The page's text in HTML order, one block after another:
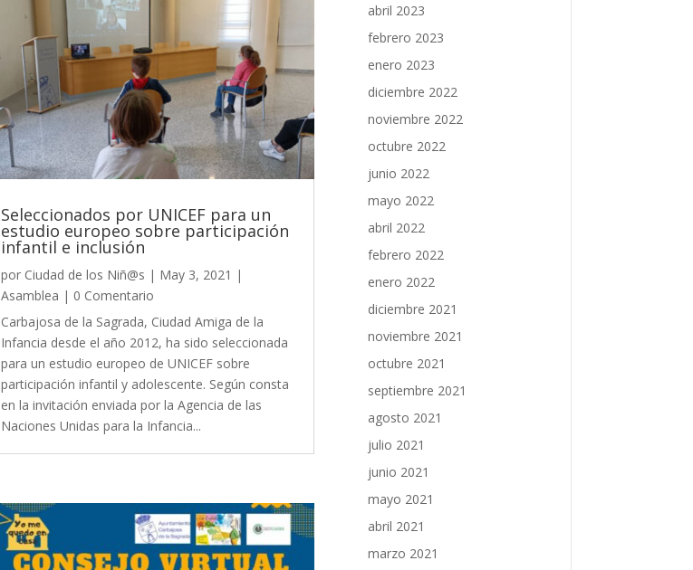
Seleccionados por UNICEF para un
estudio europeo sobre participación
infantil e inclusión
por Ciudad de los Niñ@s | May 3, 2021 |
Asamblea | 0 Comentario
Carbajosa de la Sagrada, Ciudad Amiga de la
Infancia desde el año 2012, ha sido seleccionada
para un estudio europeo de UNICEF sobre
participación infantil y adolescente. Según consta
en la invitación enviada por la Agencia de las
Naciones Unidas para la Infancia...
abril 2023
febrero 2023
enero 2023
diciembre 2022
noviembre 2022
octubre 2022
junio 2022
mayo 2022
abril 2022
febrero 2022
enero 2022
diciembre 2021
noviembre 2021
octubre 2021
septiembre 2021
agosto 2021
julio 2021
junio 2021
mayo 2021
abril 2021
marzo 2021